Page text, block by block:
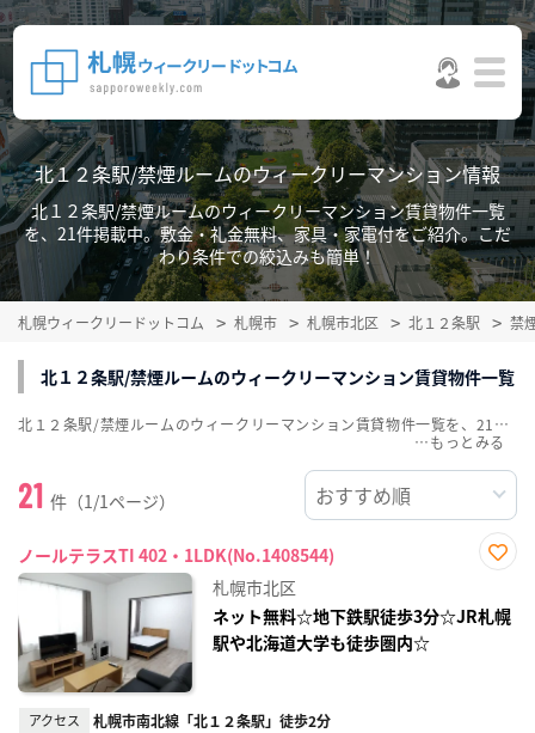
北１２条駅/禁煙ルームのウィークリーマンション情報
北１２条駅/禁煙ルームのウィークリーマンション賃貸物件一覧
を、21件掲載中。敷金・礼金無料、家具・家電付をご紹介。こだ
わり条件での絞込みも簡単！
札幌ウィークリードットコム 札幌市 札幌市北区 北１２条駅 禁
北１２条駅/禁煙ルームのウィークリーマンション賃貸物件一覧
21 件（1/1ページ）
ノールテラスTI 402・1LDK(No.1408544)
り登
録
札幌市北区
ネット無料☆地下鉄駅徒歩3分☆JR札幌
駅や北海道大学も徒歩圏内☆
アクセス 札幌市南北線「北１２条駅」徒歩2分
北１２条駅/禁煙ルームのウィークリーマンション賃貸物件一覧を、21件掲載中。敷金・礼金無料、家具・家電付をご紹介。こだわり条件での絞込みも簡単！
…